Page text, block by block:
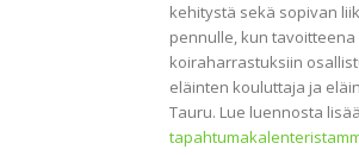
kehitystä sekä sopivan
pennulle, kun
koiraharrastuksiin
eläinten kouluttaja ja
Tauru. Lue luennosta lisää